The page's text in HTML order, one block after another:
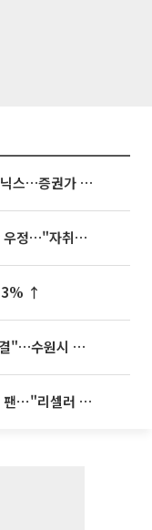
'불안과 기대 사이' 널뛰는 SK하이닉스…증권가 "HBM4·LTA 기반 펀터멘털 견고"
'나혼산' 류혜영, 고경표와 16년산 우정…"자취방서 부모님과 마주쳐"
↑
이재준 시장 "정전, 시민안전과 직결"…수원시 비상대응체계 가동
'차쥐뿔' 이준영, 포켓몬 카드 열혈 팬⋯"리셀러 처단할 것"